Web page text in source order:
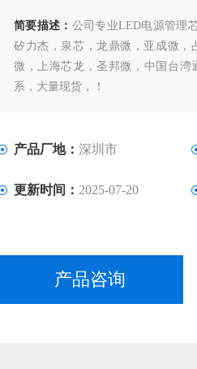
简要描述： 公司专业LED电源管理
矽力杰，泉芯，龙鼎微，亚成微，
微，上海芯龙，圣邦微，中国台湾
系，大量现货，！
产品厂地： 深圳市
更新时间： 2025-07-20
产品咨询